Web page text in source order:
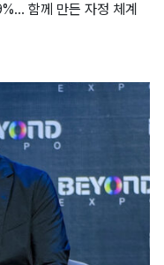
함께 만든 자정 체계